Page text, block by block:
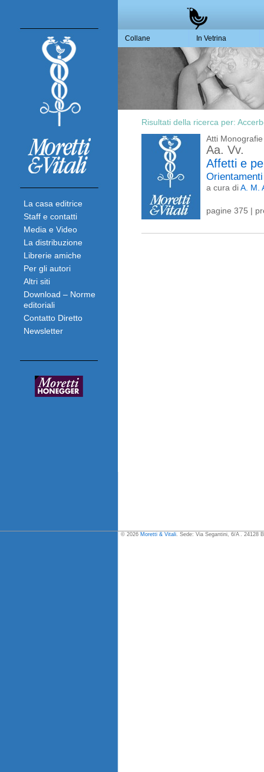
La casa editrice
Staff e contatti
Media e Video
La distribuzione
Librerie amiche
Per gli autori
Altri siti
Download – Norme
editoriali
Contatto Diretto
Newsletter
Collane In Vetrina
Risultati della ricerca per:
Atti
Aa. Vv.
Affetti e
a cura diA. M.
pagine 375 |
© 2026 Moretti & Vitali. Sede: Via Segantini, 6/A . 24128